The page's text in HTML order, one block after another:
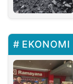
EKONOMI